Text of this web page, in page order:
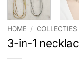
HOME / COLLECTIES
3-in-1